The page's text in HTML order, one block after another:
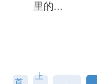
里的...
首
上